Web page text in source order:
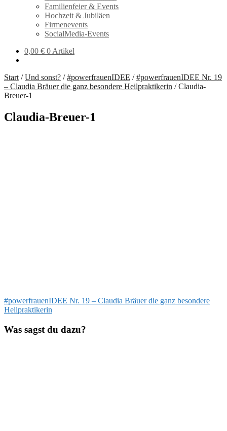
Familienfeier & Events
Hochzeit & Jubiläen
Firmenevents
SocialMedia-Events
0,00 € 0 Artikel
Start /Und sonst? /#powerfrauenIDEE /#powerfrauenIDEE Nr. 19
– Claudia Bräuer die ganz besondere Heilpraktikerin /Claudia-
Breuer-1
Claudia-Breuer-1
Beitragsnavigation
Vorheriger
Beitrag:
#powerfrauenIDEE Nr. 19 – Claudia Bräuer die ganz besondere
Heilpraktikerin
Was sagst du dazu?